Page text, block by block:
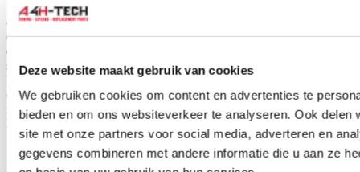
Deze website maakt gebruik van cookies
We gebruiken cookies om content en advertenties te
bieden en om ons websiteverkeer te analyseren. Ook
site met onze partners voor social media, adverteren en
gegevens combineren met andere informatie die u aan ze
Sparco performance steering wheels are an icon in the car
customisation world. Choose from a wide variety of products,
compare different materials and find the right product for your
driving style. This steering wheel is universally applicable but
should always be installed with a car model specific steering wheel
hub/boss. These are available seperately for a wide range of cars
(see for example the related products). This sport steering wheel is
ideal for the motor sport and autocross but it also provides a sporty
look.